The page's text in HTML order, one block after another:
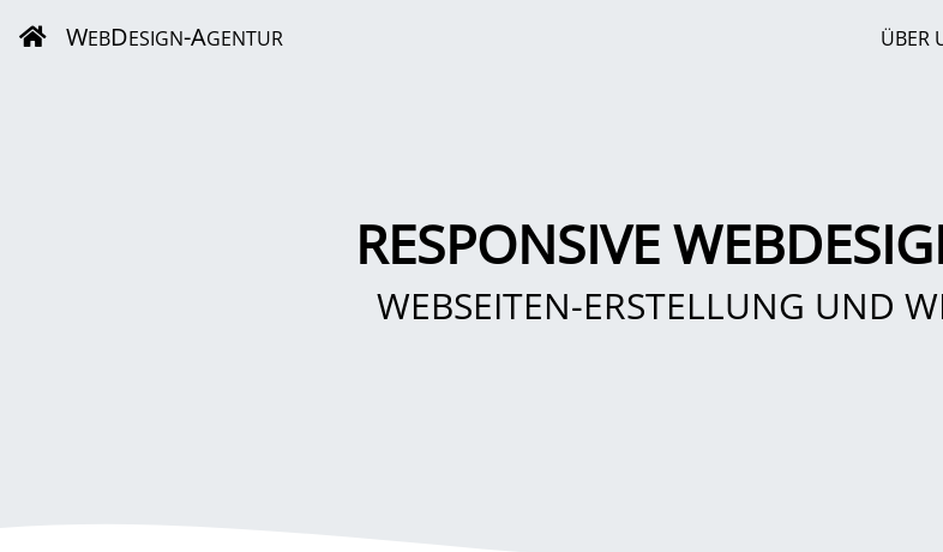
WEBDESIGN-AGENTUR ÜBER
RESPONSIVE
WEBSEITEN-ERSTELLUNG UND